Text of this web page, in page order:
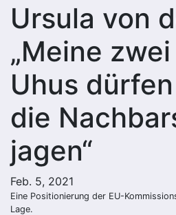
Ursula von
„Meine
Uhus
die
jagen“
Feb. 5, 2021
Eine Positionierung der EU-
Lage.